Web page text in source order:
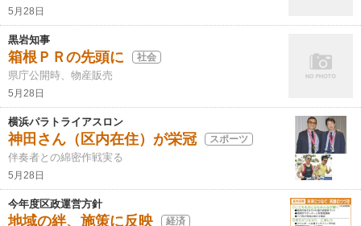
5月28日
黒岩知事
箱根ＰＲの先頭に 社会
県庁公開時、物産販売
5月28日
横浜パラトライアスロン
神田さん（区内在住）が栄冠 スポーツ
伴奏者との綿密作戦実る
5月28日
今年度区政運営方針
地域の絆、施策に反映 経済